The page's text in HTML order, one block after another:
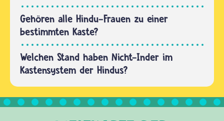
Gehören alle Hindu-Frauen zu einer
bestimmten Kaste?
Welchen Stand haben Nicht-Inder im
Kastensystem der Hindus?